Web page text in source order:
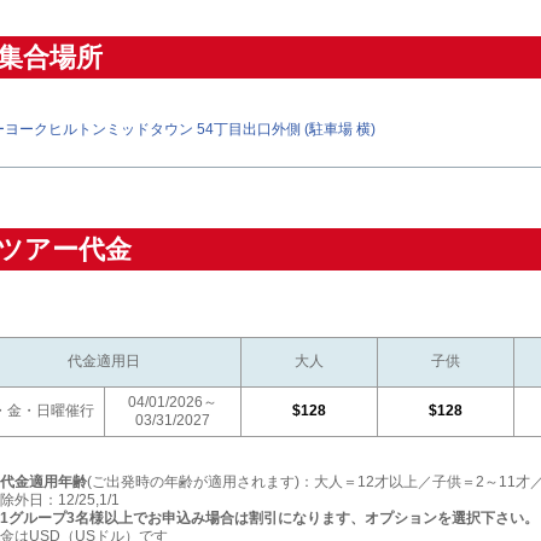
合場所
ヨークヒルトンミッドタウン 54丁目出口外側 (駐車場 横)
アー代金
代金適用日 大人 子供
金・日曜催行
04/01/2026～
03/31/2027
$128 $128
金適用年齢(ご出発時の年齢が適用されます)：大人＝12才以上／子供＝2～11才
外日：12/25,1/1
1グループ3名様以上でお申込み場合は割引になります、オプションを選択下さい。
はUSD（USドル）です